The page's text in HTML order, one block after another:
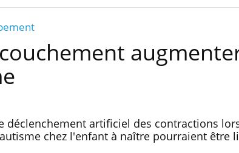
déclenchement artificiel des contractions
chez l'enfant à naître pourraient être